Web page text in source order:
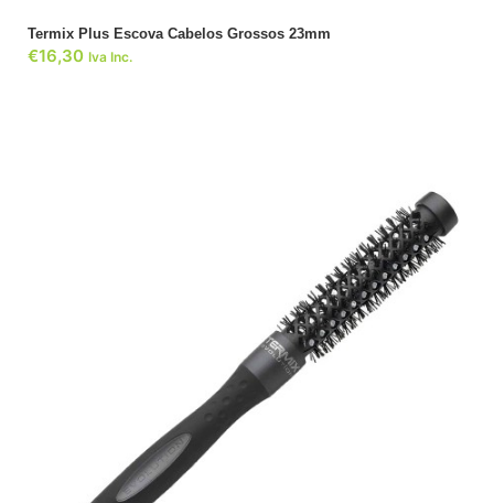
Termix Plus Escova Cabelos Grossos 23mm
€16,30 Iva Inc.